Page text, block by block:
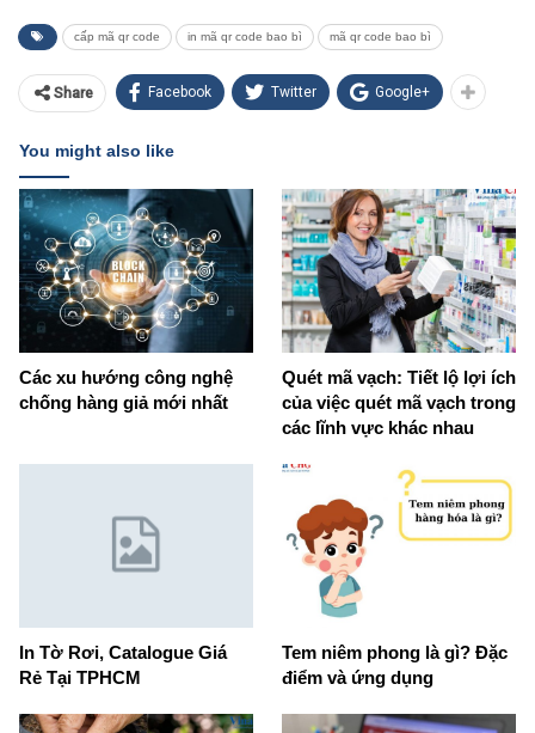
cấp mã qr code in mã qr code bao bì mã qr code bao bì
Share Facebook Twitter Google+
You might also like
Các xu hướng công nghệ
chống hàng giả mới nhất
Quét mã vạch: Tiết lộ lợi ích
của việc quét mã vạch trong
các lĩnh vực khác nhau
In Tờ Rơi, Catalogue Giá
Rẻ Tại TPHCM
Tem niêm phong là gì? Đặc
điểm và ứng dụng